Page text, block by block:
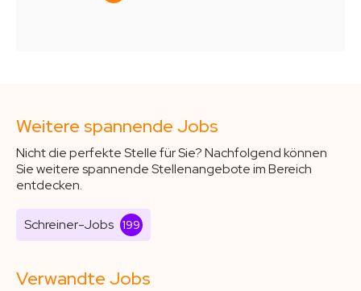
Weitere spannende Jobs
Nicht die perfekte Stelle für Sie? Nachfolgend können
Sie weitere spannende Stellenangebote im Bereich
entdecken.
Schreiner-Jobs 199
Verwandte Jobs